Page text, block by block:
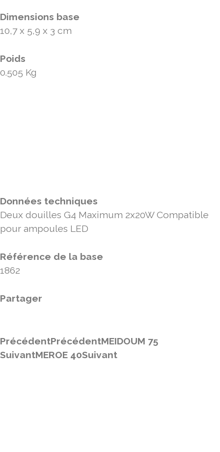
Dimensions base
10,7 x 5,9 x 3 cm
Poids
0.505 Kg
Données techniques
Deux douilles G4 Maximum 2x20W Compatible
pour ampoules LED
Référence de la base
1862
Partager
PrécédentPrécédentMEIDOUM 75
SuivantMEROE 40Suivant